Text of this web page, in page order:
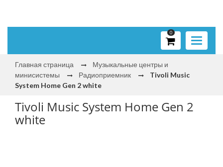
Toggle
0
Главная страница
Музыкальные центры и
минисистемы
Радиоприемник
Tivoli Music
System Home Gen 2 white
Tivoli Music System Home Gen 2
white